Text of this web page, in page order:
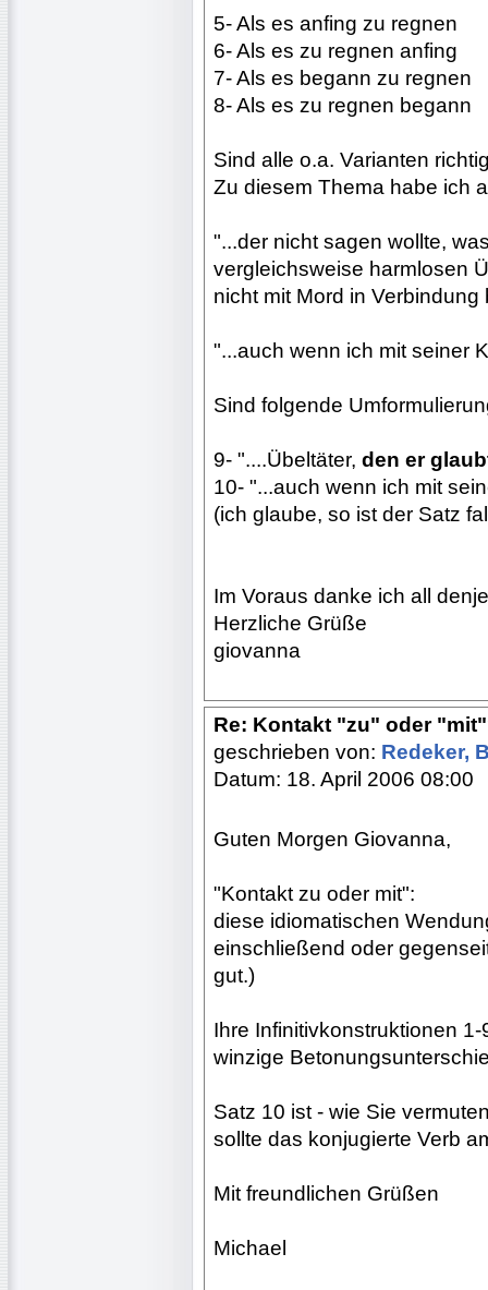
5- Als es anfing zu regnen
6- Als es zu regnen anfing
7- Als es begann zu regnen
8- Als es zu regnen begann
Sind alle o.a. Varianten
Zu diesem Thema habe ich
"...der nicht sagen wollte,
vergleichsweise harmlosen
nicht mit Mord in Verbindung
"...auch wenn ich mit seiner
Sind folgende
9- "....Übeltäter, den er
10- "...auch wenn ich mit
(ich glaube, so ist der Satz
Im Voraus danke ich all
Herzliche Grüße
giovanna
Re: Kontakt "zu" oder
geschrieben von: Redeker,
Datum: 18. April 2006 08:00
Guten Morgen Giovanna,
"Kontakt zu oder mit":
diese idiomatischen
einschließend oder
gut.)
Ihre Infinitivkonstruktionen
winzige
Satz 10 ist - wie Sie
sollte das konjugierte Verb
Mit freundlichen Grüßen
Michael